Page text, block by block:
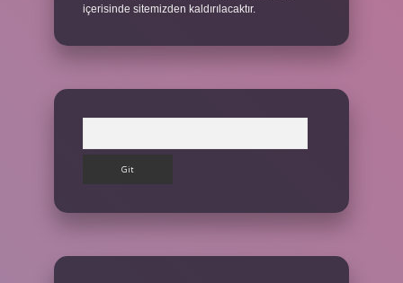
içerisinde sitemizden kaldırılacaktır.